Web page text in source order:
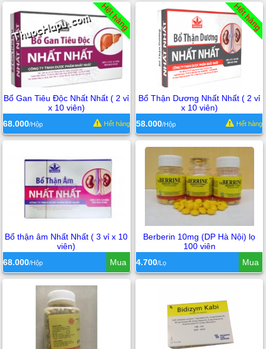
Hết hàng
Bổ Gan Tiêu Độc Nhất Nhất ( 2 vỉ
x 10 viên)
68.000/Hộp Hết hàng
Hết hàng
Bổ Thận Dương Nhất Nhất ( 2 vỉ
x 10 viên)
58.000/Hộp Hết hàng
Bổ thận âm Nhất Nhất ( 3 vỉ x 10
viên)
68.000/Hộp Mua
Berberin 10mg (DP Hà Nội) lọ
100 viên
4.700/Lọ Mua